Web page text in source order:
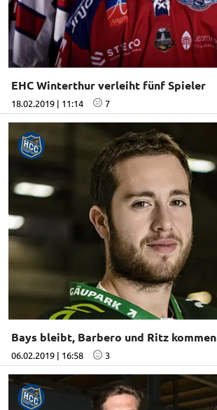
EHC Winterthur verleiht fünf Spieler
18.02.2019 | 11:14 7
Bays bleibt, Barbero und Ritz kommen
06.02.2019 | 16:58 3